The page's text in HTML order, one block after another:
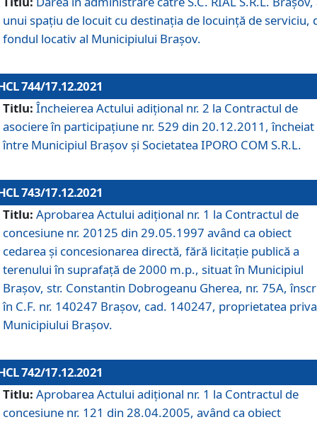
unui spațiu de locuit cu destinația de locuință de serviciu,
fondul locativ al Municipiului Brașov.
744/17.12.2021
Titlu: Încheierea Actului adițional nr. 2 la Contractul de
asociere în participațiune nr. 529 din 20.12.2011, încheiat
între Municipiul Brașov și Societatea IPORO COM S.R.L.
743/17.12.2021
Titlu: Aprobarea Actului adiţional nr. 1 la Contractul de
concesiune nr. 20125 din 29.05.1997 având ca obiect
cedarea și concesionarea directă, fără licitație publică a
terenului în suprafață de 2000 m.p., situat în Municipiul
Brașov, str. Constantin Dobrogeanu Gherea, nr. 75A,
în C.F. nr. 140247 Brașov, cad. 140247, proprietatea
Municipiului Brașov.
742/17.12.2021
Titlu: Aprobarea Actului adiţional nr. 1 la Contractul de
concesiune nr. 121 din 28.04.2005, având ca obiect